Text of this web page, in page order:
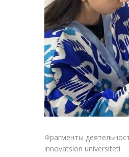
Фрагменты
innovatsion universiteti.